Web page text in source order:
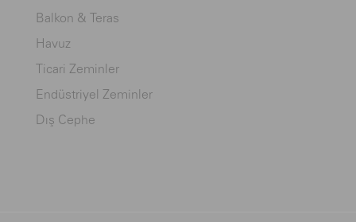
Balkon & Teras
Havuz
Ticari Zeminler
Endüstriyel Zeminler
Dış Cephe